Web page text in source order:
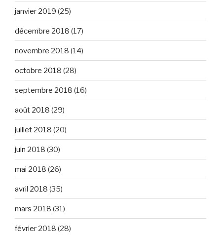
janvier 2019 (25)
décembre 2018 (17)
novembre 2018 (14)
octobre 2018 (28)
septembre 2018 (16)
août 2018 (29)
juillet 2018 (20)
juin 2018 (30)
mai 2018 (26)
avril 2018 (35)
mars 2018 (31)
février 2018 (28)